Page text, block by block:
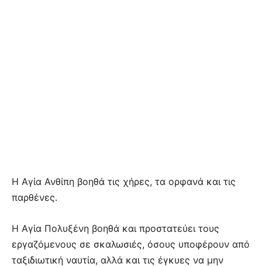
Η Αγία Ανθίπη βοηθά τις χήρες, τα ορφανά και τις
παρθένες.
Η Αγία Πολυξένη βοηθά και προστατεύει τους
εργαζόμενους σε σκαλωσιές, όσους υποφέρουν από
ταξιδιωτική ναυτία, αλλά και τις έγκυες να μην